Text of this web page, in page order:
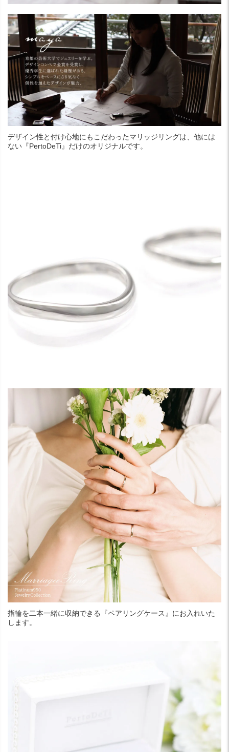
デザイン性と付け心地にもこだわったマリッジリングは、他には
ない『PertoDeTi』だけのオリジナルです。
指輪を二本一緒に収納できる『ペアリングケース』にお入れいた
します。